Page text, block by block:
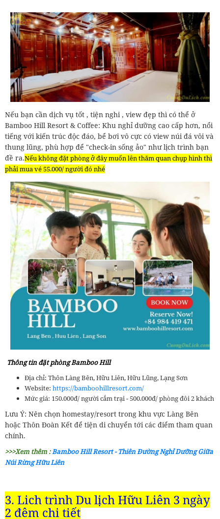
Nếu bạn cần dịch vụ tốt , tiện nghi , view đẹp thì có thể ở
Bamboo Hill Resort & Coffee: Khu nghỉ dưỡng cao cấp hơn, nổi
tiếng với kiến trúc độc đáo, bể bơi vô cực có view núi đá vôi và
thung lũng, phù hợp để "check-in sống ảo" như lịch trình bạn
đề ra.Nếu không đặt phòng ở đây muốn lên thăm quan chụp hình thì
phải mua vé 55.000/ người đó nhé
Thông tin đặt phòng Bamboo Hill
Địa chỉ: Thôn Làng Bên, Hữu Liên, Hữu Lũng, Lạng Sơn
Website: https://bamboohillresort.com/
Mức giá: 150.000đ/ người cắm trại - 500.000đ/ phòng đôi 2 khách
Lưu Ý: Nên chọn homestay/resort trong khu vực Làng Bên
hoặc Thôn Đoàn Kết để tiện di chuyển tới các điểm tham quan
chính.
>>>Xem thêm :Bamboo Hill Resort - Thiên Đường Nghỉ Dưỡng Giữa
Núi Rừng Hữu Liên
3. Lịch trình Du lịch Hữu Liên 3 ngày
2 đêm chi tiết